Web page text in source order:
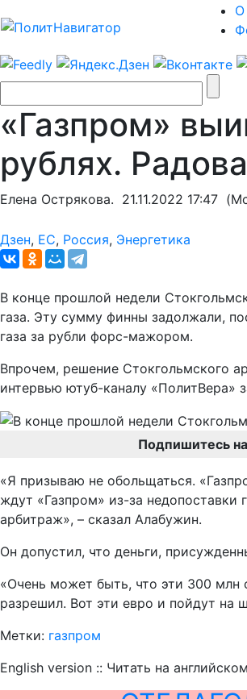
О
«Газпром»
рублях.
Елена Острякова. 21.11.2022 17:47
Дзен, ЕС, Россия, Энергетика
В конце прошлой недели
газа. Эту сумму финны задолжали,
газа за рубли форс-мажором.
Впрочем, решение Стокгольмского
интервью ютуб-каналу «ПолитВера»
Подпишитесь
«Я призываю не обольщаться.
ждут «Газпром» из-за недопоставки
арбитраж», – сказал Алабужин.
Он допустил, что деньги,
«Очень может быть, что эти 300 млн
разрешил. Вот эти евро и пойдут на
Метки: газпром
English version :: Читать на английском